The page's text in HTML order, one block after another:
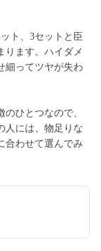
ト、3セットと臣
ります。ハイダメ
細ってツヤが失わ
ひとつなので、
人には、物足りな
合わせて選んでみ